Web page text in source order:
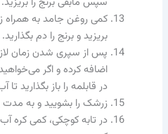
کمی روغن جامد به همراه
بریزید و برنج را دم بگذارید.
پس از سپری شدن زمان
اضافه کرده و اگر
در قابلمه را باز بگذارید
زرشک را بشویید و به
در تابه کوچکی، کمی کره